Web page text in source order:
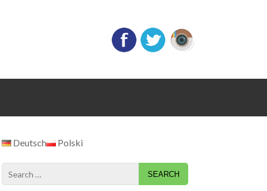
Deutsch Polski
Search
for: